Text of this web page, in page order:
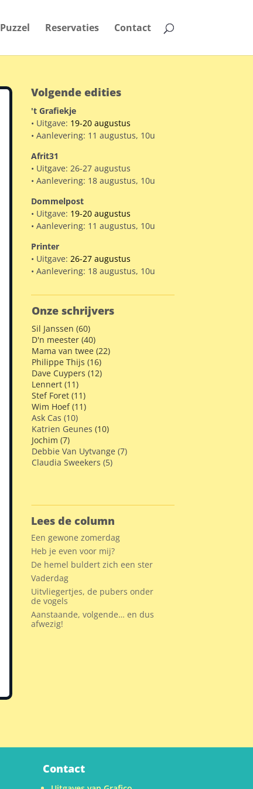
Puzzel Reservaties Contact
Volgende edities
't Grafiekje
• Uitgave: 19-20 augustus
• Aanlevering: 11 augustus, 10u
Afrit31
• Uitgave: 26-27 augustus
• Aanlevering: 18 augustus, 10u
Dommelpost
• Uitgave: 19-20 augustus
• Aanlevering: 11 augustus, 10u
Printer
• Uitgave: 26-27 augustus
• Aanlevering: 18 augustus, 10u
Onze schrijvers
Sil Janssen (60)
D'n meester (40)
Mama van twee (22)
Philippe Thijs (16)
Dave Cuypers (12)
Lennert (11)
Stef Foret (11)
Wim Hoef (11)
Ask Cas (10)
Katrien Geunes (10)
Jochim (7)
Debbie Van Uytvange (7)
Claudia Sweekers (5)
Lees de column
Een gewone zomerdag
Heb je even voor mij?
De hemel buldert zich een ster
Vaderdag
Uitvliegertjes, de pubers onder
de vogels
Aanstaande, volgende… en dus
afwezig!
Contact